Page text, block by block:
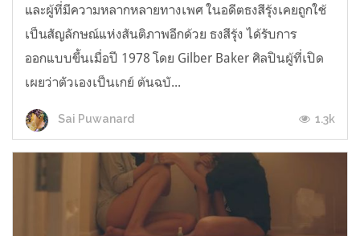
และผู้ที่มีความหลากหลายทางเพศ ในอดีตธงสีรุ้งเคยถูกใช้
เป็นสัญลักษณ์แห่งสันติภาพอีกด้วย ธงสีรุ้ง ได้รับการ
ออกแบบขึ้นเมื่อปี 1978 โดย Gilber Baker ศิลปินผู้ที่เปิด
เผยว่าตัวเองเป็นเกย์ ต้นฉบั...
Sai Puwanard 1.3k